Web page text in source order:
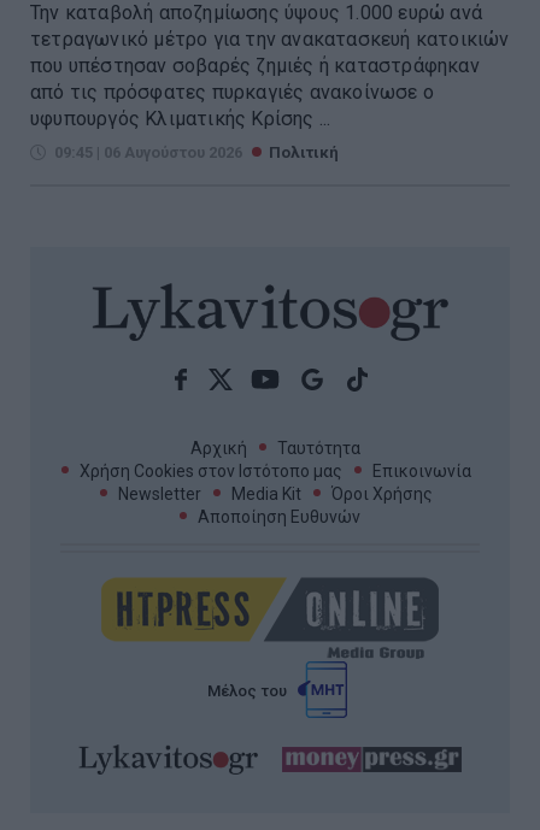
Την καταβολή αποζημίωσης ύψους 1.000 ευρώ ανά
τετραγωνικό μέτρο για την ανακατασκευή κατοικιών
που υπέστησαν σοβαρές ζημιές ή καταστράφηκαν
από τις πρόσφατες πυρκαγιές ανακοίνωσε ο
υφυπουργός Κλιματικής Κρίσης ...
09:45 | 06 Αυγούστου 2026 Πολιτική
Αρχική
Ταυτότητα
Χρήση Cookies στον Ιστότοπο μας
Επικοινωνία
Newsletter
Media Kit
Όροι Χρήσης
Αποποίηση Ευθυνών
Μέλος του